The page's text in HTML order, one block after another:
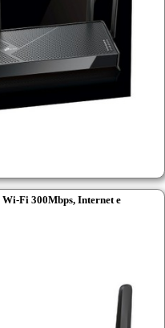
Fi 300Mbps, Internet e